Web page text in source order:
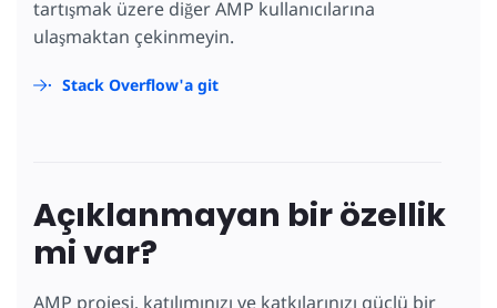
tartışmak üzere diğer AMP kullanıcılarına
ulaşmaktan çekinmeyin.
Stack Overflow'a git
Açıklanmayan bir özellik
mi var?
AMP projesi, katılımınızı ve katkılarınızı güçlü bir